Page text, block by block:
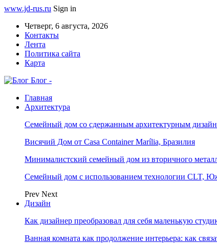
www.jd-rus.ru Sign in
Четверг, 6 августа, 2026
Контакты
Лента
Политика сайта
Карта
Блог -
Главная
Архитектура
Семейный дом со сдержанным архитектурным
Висячий Дом от Casa Container Marília, Бразилия
Минималистский семейный дом из вторичного
Семейный дом с использованием технологии CLT,
Prev Next
Дизайн
Как дизайнер преобразовал для себя маленькую
Ванная комната как продолжение интерьера: как